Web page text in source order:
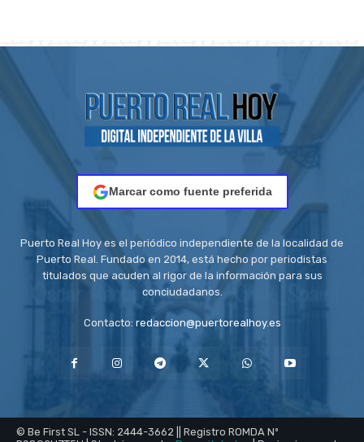
Marcar como fuente preferida
Puerto Real Hoy es el periódico independiente de la localidad de
Puerto Real. Fundado en 2014, está hecho por periodistas
titulados que acuden al rigor de la información para sus
conciudadanos.
Contacto: redaccion@puertorealhoy.es
© Be First SL - ISSN: 2444-3662 || Registro ROMDA Nº